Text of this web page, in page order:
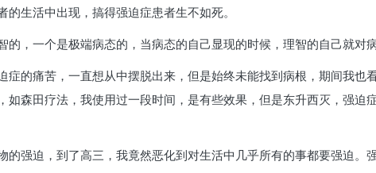
生活中出现，搞得强迫症患者生不如死。
，一个是极端病态的，当病态的自己显现的时候，理智的自己就对
症的痛苦，一直想从中摆脱出来，但是始终未能找到病根，期间我也
如森田疗法，我使用过一段时间，是有些效果，但是东升西灭，强迫
强迫，到了高三，我竟然恶化到对生活中几乎所有的事都要强迫。